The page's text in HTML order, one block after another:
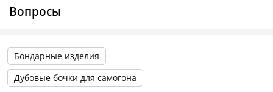
Вопросы
Бондарные изделия
Дубовые бочки для самогона